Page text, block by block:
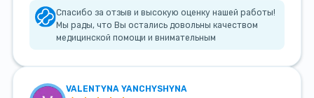
Спасибо за отзыв и высокую оценку нашей работы!
Мы рады, что Вы остались довольны качеством
медицинской помощи и внимательным
VALENTYNA YANCHYSHYNA